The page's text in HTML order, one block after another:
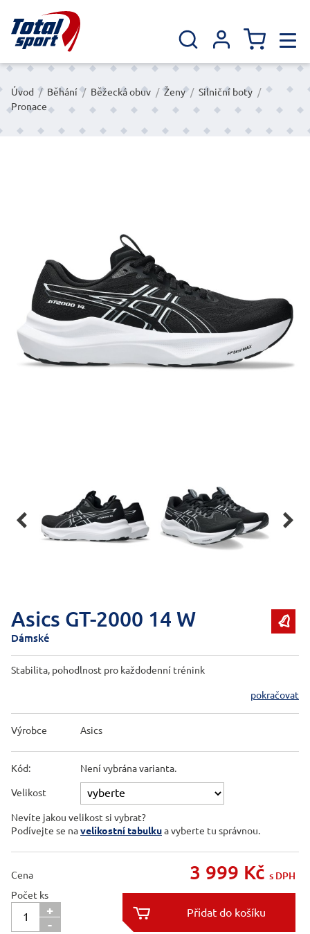
Úvod / Běhání / Běžecká obuv / Ženy / Silniční boty /
Pronace
 
Asics GT-2000 14 W 
Dámské
Stabilita, pohodlnost pro každodenní trénink
pokračovat
Výrobce Asics
Kód: Není vybrána varianta.
Velikost
Nevíte jakou velikost si vybrat?
Podívejte se navelikostní tabulkua vyberte tu správnou.
Cena 3 999 Kč s DPH
Počet ks
+
-

